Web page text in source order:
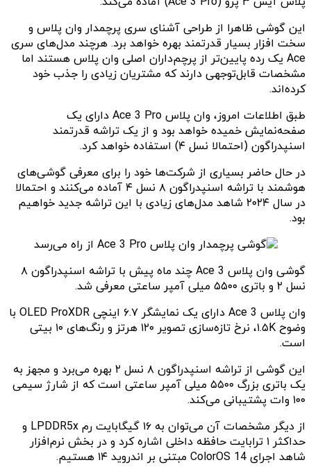
این گوشی ظاهرا از طراحی آشنای سری پرچمدار وان پلاس و
سخت ‌افزار بسیار قدرتمند بهره خواهد برد. هرچند مدل‌های سری
Ace یک رده پایین‌تر از پرچم‌داران اصلی وان پلاس هستند اما
مشخصات قابل‌توجهی دارند که مشتریان زیادی را جذب خود
کرده‌اند.
طبق اطلاعات امروز، وان پلاس Ace 3 Pro دارای یک
صفحه‌نمایش خمیده خواهد بود و از یک تراشه قدرتمند
اسنپدراگون (احتمالا نسل ۴) استفاده خواهد کرد.
در حال حاضر بسیاری از شرکت‌ها خود را برای معرفی گوشی‌های
هوشمند با تراشه اسنپدراگون ۸ نسل ۴ آماده می‌کنند و احتمالا
در سال ۲۰۲۴ شاهد مدل‌های زیادی با این تراشه جدید خواهیم
بود.
گوشی وان پلاس Ace 3 چند ماه پیش با تراشه اسنپدراگون ۸
نسل ۲ و باتری ۵۵۰۰ میلی آمپر ساعتی معرفی شد.
وان پلاس Ace 3 دارای یک نمایشگر ۶.۷ اینچی OLED ProXDR با
وضوح ۱.۵K، نرخ تازه‌سازی تصویر ۱۲۰ هرتز و رنگ‌های ۱۰ بیتی
است.
این گوشی از تراشه اسنپدراگون ۸ نسل ۲ بهره می‌برد و مجهز به
یک باتری بزرگ ۵۵۰۰ میلی آمپر ساعتی است که از شارژ سیمی
۱۰۰ وات پشتیبانی می‌کند.
از دیگر مشخصات آن می‌توان به ۱۶ گیگابایت رم LPDDR5x و
حداکثر ۱ ترابایت حافظه داخلی اشاره کرد و در بخش نرم‌افزار
شاهد اجرای ColorOS 14 مبتنی بر اندروید ۱۴ هستیم.